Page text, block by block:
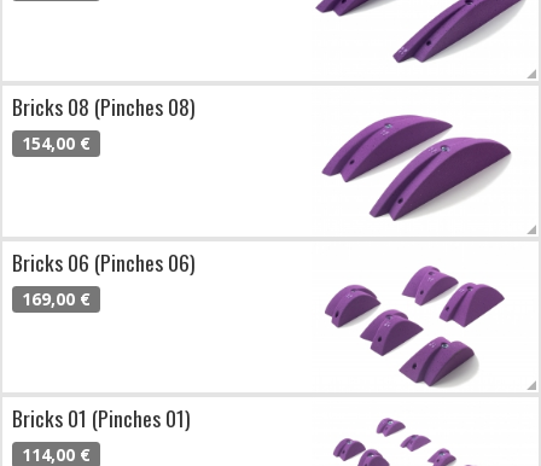
Bricks 08 (Pinches 08)
154,00 €
Bricks 06 (Pinches 06)
169,00 €
Bricks 01 (Pinches 01)
114,00 €